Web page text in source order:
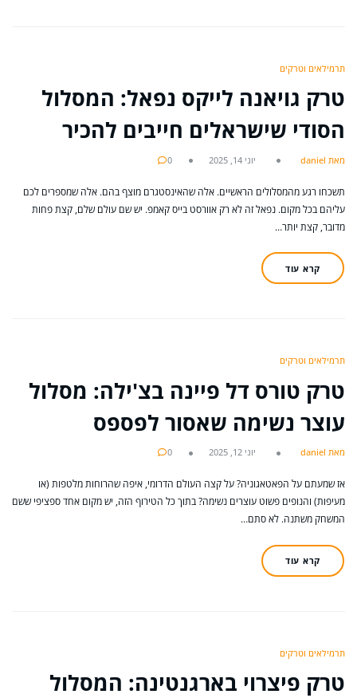
תרמילאים וטרקים
טרק גויאנה לייקס נפאל: המסלול
הסודי שישראלים חייבים להכיר
מאת daniel יוני 14, 2025 0
תשכחו רגע מהמסלולים הראשיים. אלה שהאינסטגרם מוצף בהם. אלה שמספרים לכם
עליהם בכל מקום. נפאל זה לא רק אוורסט בייס קאמפ. יש שם עולם שלם, קצת פחות
מדובר, קצת יותר…
קרא עוד
תרמילאים וטרקים
טרק טורס דל פיינה בצ'ילה: מסלול
עוצר נשימה שאסור לפספס
מאת daniel יוני 12, 2025 0
אז שמעתם על הפאטאגוניה? על קצה העולם הדרומי, איפה שהרוחות מלטפות (או
מעיפות) והנופים פשוט עוצרים נשימה? בתוך כל הטירוף הזה, יש מקום אחד ספציפי ששם
המשחק משתנה. לא סתם…
קרא עוד
תרמילאים וטרקים
טרק פיצרוי בארגנטינה: המסלול